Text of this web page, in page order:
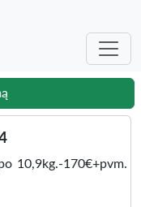
10,9kg.-170€+pvm.